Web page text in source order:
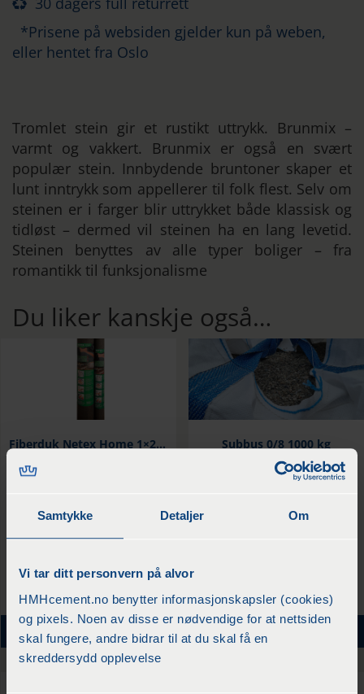
Samtykke Detaljer Om
Vi tar ditt personvern på alvor
HMHcement.no benytter informasjonskapsler (cookies)
og pixels. Noen av disse er nødvendige for at nettsiden
skal fungere, andre bidrar til at du skal få en
skreddersydd opplevelse
*Prisene på websiden gjelder kun på weben,
eller hentet fra Oslo
Tromlet stein gir et rustikt uttrykk. Brunmix –
varmt og vakkert. Brunmix er også en svært
populær stein. Innbydende bruntoner skaper et
lunt inntrykk som appellerer til folk flest. Selv om
steinen er i farger blir uttrykket både klassisk og
tidløst – dermed vil steinen ha en lang levetid.
Steinen benyttes av alle typer boliger – fra
romantikk til funksjonalisme
Du liker kanskje også…
Fiberduk Netex Home 1×20 m Subbus 0/8 1000 kg
/pr sekk